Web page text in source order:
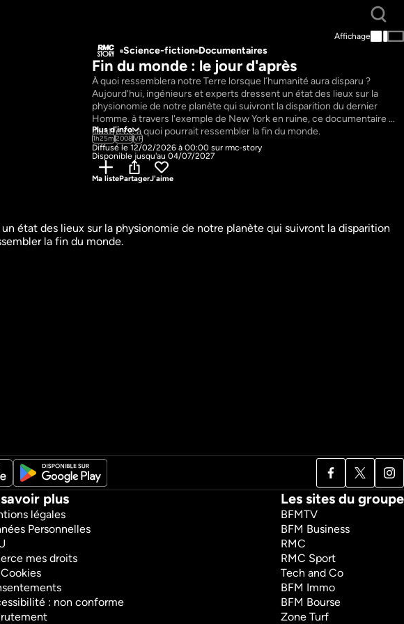
Affichage
Science-fiction Documentaires
Fin du monde : le jour d'après
À quoi ressemblera notre Terre lorsque l´humanité aura disparu ?
Aujourd'hui, ingénieurs et experts dressent un état des lieux sur la
physionomie de notre planète qui suivront la disparition du dernier
Homme. à travers l'exemple de New York en ruine, ce documentaire
illustre ce a quoi pourrait ressembler la fin du monde.
Plus d'info
1h25m2008VF
Diffusé le 12/02/2026 à 00:00 sur rmc-story
Disponible jusqu'au 04/07/2027
Ma listePartagerJ'aime
Noël 1999 : Au coeur
état des lieux sur la physionomie de notre planète qui suivront la disparition
la fin du monde.
plus
légales
Personnelles
mes droits
: non conforme
Les sites du groupe
BFMTV
BFM Business
RMC
RMC Sport
Tech and Co
BFM Immo
BFM Bourse
Zone Turf